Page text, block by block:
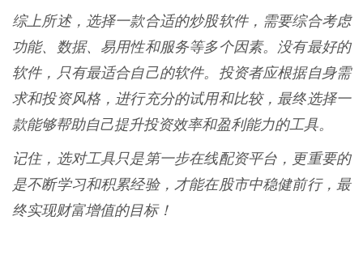
综上所述，选择一款合适的炒股软件，需要综合考虑
功能、数据、易用性和服务等多个因素。没有最好的
软件，只有最适合自己的软件。投资者应根据自身需
求和投资风格，进行充分的试用和比较，最终选择一
款能够帮助自己提升投资效率和盈利能力的工具。
记住，选对工具只是第一步在线配资平台，更重要的
是不断学习和积累经验，才能在股市中稳健前行，最
终实现财富增值的目标！